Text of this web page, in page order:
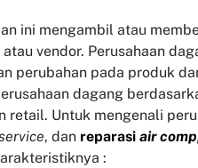
ini mengambil atau
atau vendor. Perusahaan
perubahan pada produk
dagang
retail. Untuk mengenali
, dan reparasi air
: